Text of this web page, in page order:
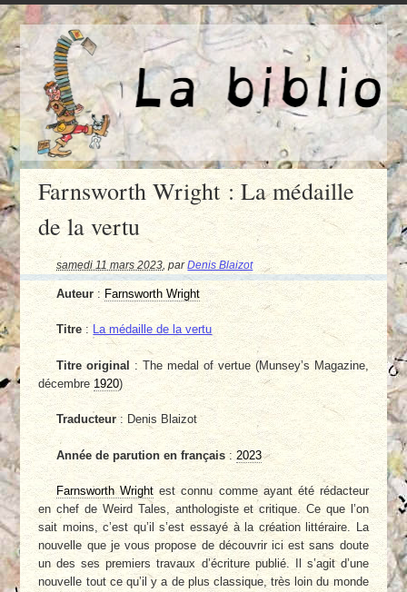
Farnsworth Wright : La médaille
de la vertu
samedi 11 mars 2023 ,parDenis Blaizot
Auteur: Farnsworth Wright
Titre : La médaille de la vertu
Titre original
: The medal of vertue (Munsey’s Magazine,
décembre 1920)
Traducteur: Denis Blaizot
Année de parution en français:2023
Farnsworth Wright est connu comme ayant été rédacteur
en chef de Weird Tales, anthologiste et critique. Ce que l’on
sait moins, c’est qu’il s’est essayé à la création littéraire. La
nouvelle que je vous propose de découvrir ici est sans doute
un des ses premiers travaux d’écriture publié. Il s’agit d’une
nouvelle tout ce qu’il y a de plus classique, très loin du monde